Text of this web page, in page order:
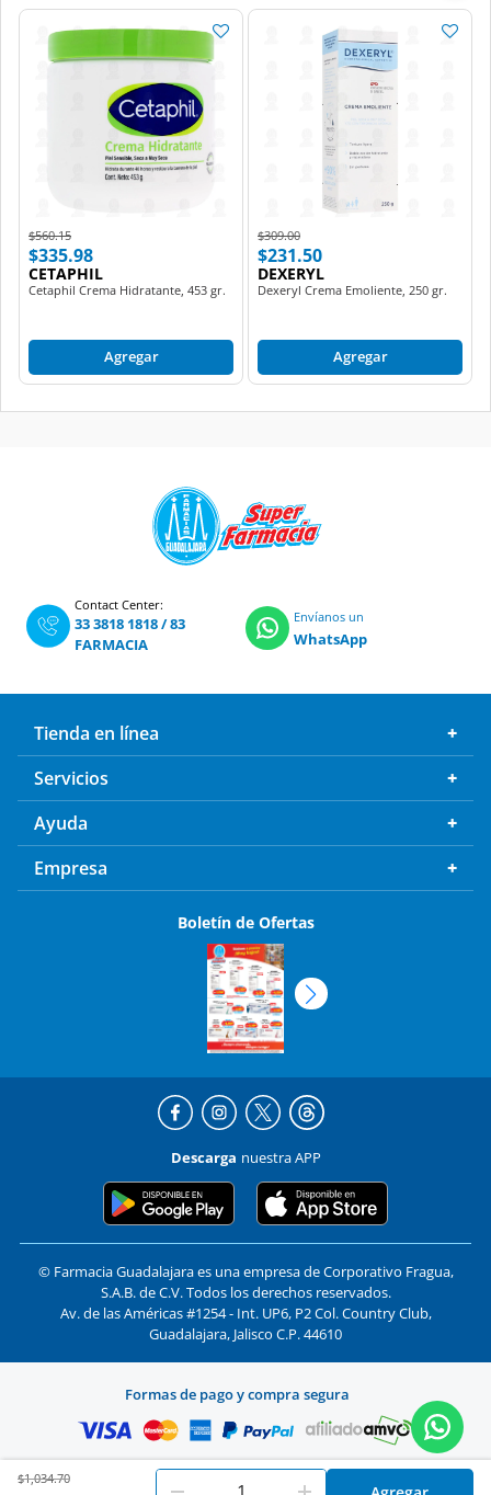
Price reduced from
$1,034.70to
Price reduced from
$560.15to
$335.98
CETAPHIL
Cetaphil Crema Hidratante, 453 gr.
Agregar
Price reduced from
$309.00to
$231.50
DEXERYL
Dexeryl Crema Emoliente, 250 gr.
Agregar
Contact Center:
33 3818 1818/83
FARMACIA
Envíanos un
WhatsApp
Tienda en línea
Servicios
Ayuda
Empresa
Boletín de Ofertas
Descarga nuestra APP
© Farmacia Guadalajara es una empresa de Corporativo Fragua,
S.A.B. de C.V. Todos los derechos reservados.
Av. de las Américas #1254 - Int. UP6, P2 Col. Country Club,
Guadalajara, Jalisco C.P. 44610
Formas de pago y compra segura
EnFarmacias Guadalajara
utilizamos cookies. Al utilizar